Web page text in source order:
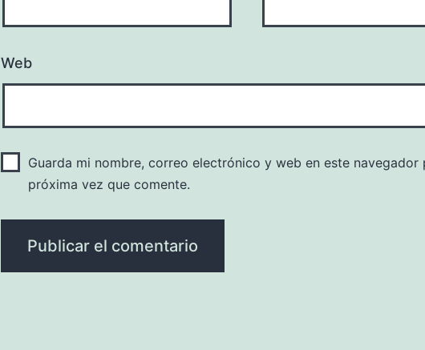
Web
Guarda mi nombre, correo electrónico y web en este navegador
próxima vez que comente.